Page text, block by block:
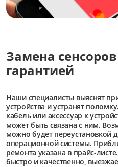
Замена
гарантией
Наши специалисты выяснят
устройства и устранят
кабель или аксессуар к
может быть связана с ним.
можно будет переустановкой
операционной системы.
ремонта указана в прайс-
быстро и качественно,